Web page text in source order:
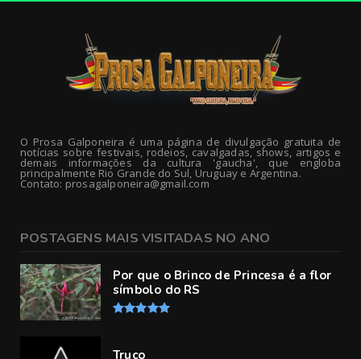
O Prosa Galponeira é uma página de divulgação gratuita de
notícias sobre festivais, rodeios, cavalgadas, shows, artigos e
demais informações da cultura 'gaucha', que engloba
principalmente Rio Grande do Sul, Uruguay e Argentina.
Contato: prosagalponeira@gmail.com
POSTAGENS MAIS VISITADAS NO ANO
Por que o Brinco de Princesa é a flor
símbolo do RS
Truco